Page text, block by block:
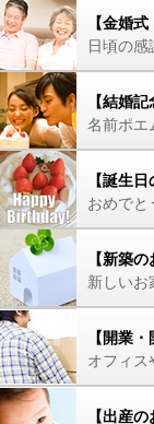
【金婚
日頃の感
【結婚
名前ポエ
【誕生日
おめでと
【新築の
新しいお
【開業
オフィス
【出産の